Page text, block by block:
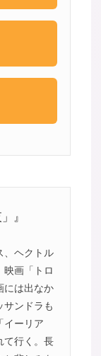
』
、ヘクトル
映画「トロ
には出なか
サンドラも
イーリア
て行く。長